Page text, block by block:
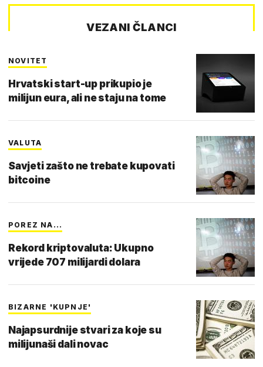
VEZANI ČLANCI
NOVITET
Hrvatski start-up prikupio je
milijun eura, ali ne staju na tome
VALUTA
Savjeti zašto ne trebate kupovati
bitcoine
POREZ NA...
Rekord kriptovaluta: Ukupno
vrijede 707 milijardi dolara
BIZARNE 'KUPNJE'
Najapsurdnije stvari za koje su
milijunaši dali novac